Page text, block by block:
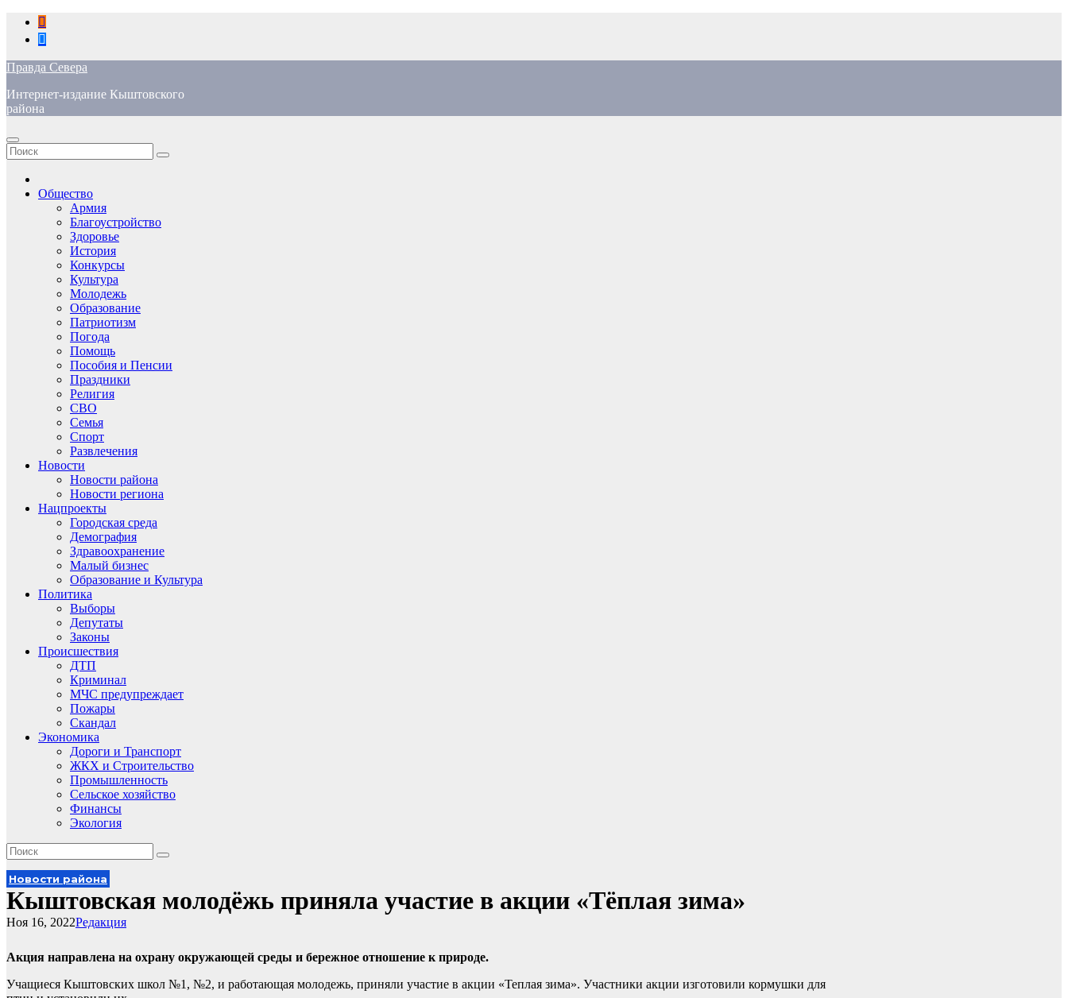
Перейти
содержимому
Правда Севера
Интернет-издание Кыштовского
района
Общество
Армия
Благоустройство
Здоровье
История
Конкурсы
Культура
Молодежь
Образование
Патриотизм
Погода
Помощь
Пособия и Пенсии
Праздники
Религия
СВО
Семья
Спорт
Развлечения
Новости
Новости района
Новости региона
Нацпроекты
Городская среда
Демография
Здравоохранение
Малый бизнес
Образование и Культура
Политика
Выборы
Депутаты
Законы
Происшествия
ДТП
Криминал
МЧС предупреждает
Пожары
Скандал
Экономика
Дороги и Транспорт
ЖКХ и Строительство
Промышленность
Сельское хозяйство
Финансы
Экология
Новости района
Кыштовская молодёжь приняла участие в акции «Тёплая зима»
Редакция
Ноя 16, 2022
Акция направлена на охрану окружающей среды и бережное отношение к природе.
Учащиеся Кыштовских школ №1, №2, и работающая молодежь, приняли участие в акции «Теплая зима». Участники акции изготовили кормушки для